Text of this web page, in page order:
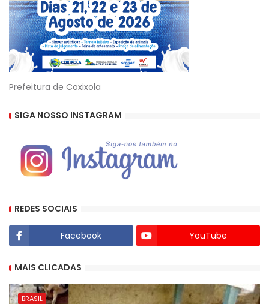
Prefeitura de Coxixola
SIGA NOSSO INSTAGRAM
REDES SOCIAIS
Facebook YouTube
MAIS CLICADAS
BRASIL